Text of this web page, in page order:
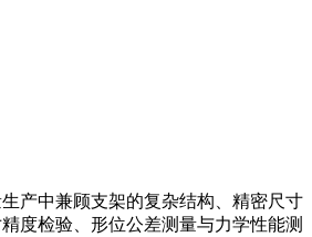
产中兼顾支架的复杂结构、精密尺寸
度检验、形位公差测量与力学性能测